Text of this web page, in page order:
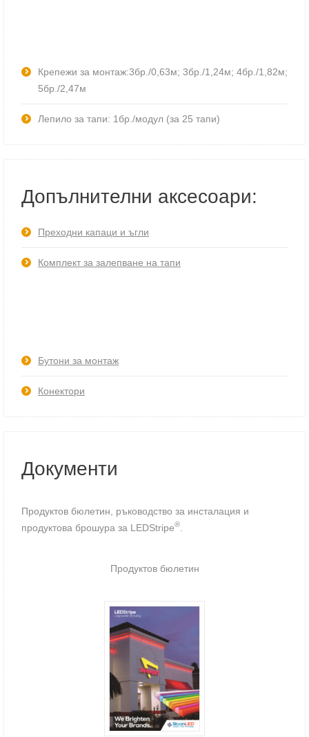
Крепежи за монтаж:3бр./0,63м; 3бр./1,24м; 4бр./1,82м;
5бр./2,47м
Лепило за тапи: 1бр./модул (за 25 тапи)
Допълнителни аксесоари:
Преходни капаци и ъгли
Комплект за залепване на тапи
Бутони за монтаж
Конектори
Документи
Продуктов бюлетин, ръководство за инсталация и
продуктова брошура за LEDStripe®
Продуктов бюлетин